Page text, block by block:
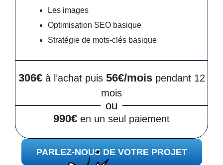
Les images
Optimisation SEO basique
Stratégie de mots-clés basique
306€ à l’achat puis 56€/mois pendant 12
mois
ou
990€ en un seul paiement
PARLEZ-NOUS DE VOTRE PROJET